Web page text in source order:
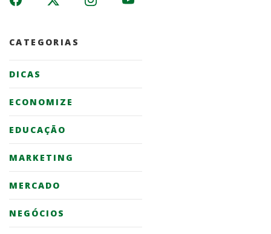
CATEGORIAS
DICAS
ECONOMIZE
EDUCAÇÃO
MARKETING
MERCADO
NEGÓCIOS